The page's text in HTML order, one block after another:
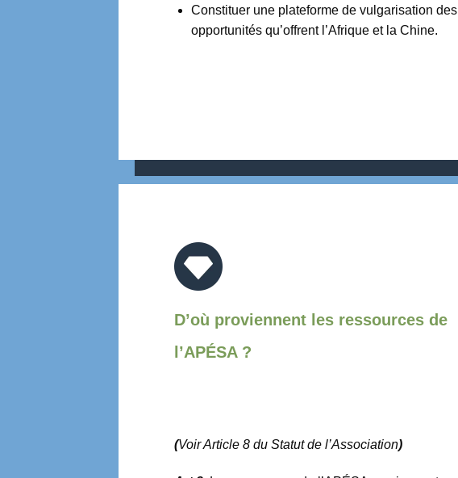
Constituer une plateforme de vulgarisation des
opportunités qu’offrent l’Afrique et la Chine.
D’où proviennent les ressources de
l’APÉSA ?
(Voir Article 8 du Statut de l’Association)